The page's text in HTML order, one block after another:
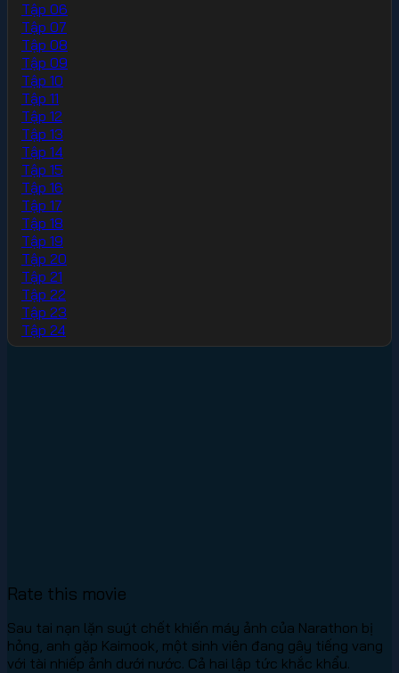
Tập 06
Tập 07
Tập 08
Tập 09
Tập 10
Tập 11
Tập 12
Tập 13
Tập 14
Tập 15
Tập 16
Tập 17
Tập 18
Tập 19
Tập 20
Tập 21
Tập 22
Tập 23
Tập 24
Rate this movie
Sau tai nạn lặn suýt chết khiến máy ảnh của Narathon bị
hỏng, anh gặp Kaimook, một sinh viên đang gây tiếng vang
với tài nhiếp ảnh dưới nước. Cả hai lập tức khắc khẩu.